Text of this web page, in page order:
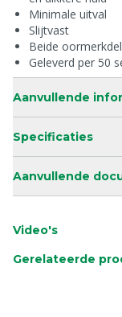
Minimale uitval
Slijtvast
Beide
Geleverd per 50
Aanvullende
Specificaties
Aanvullende
Video's
Gerelateerde